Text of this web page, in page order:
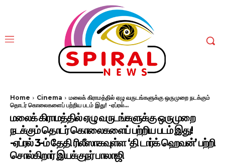
Home Cinema
மலைக் கிராமத்தில் ஏழு வருடங்களுக்கு ஒருமுறை நடக்கும்
தொடர் கொலைகளைப் பற்றிய படம் இது! -ஏப்ரல்...
மலைக் கிராமத்தில் ஏழு வருடங்களுக்கு ஒருமுறை
நடக்கும் தொடர் கொலைகளைப் பற்றிய படம் இது!
-ஏப்ரல் 3-ம் தேதி ரிலீஸாகவுள்ள ‘தி டார்க் ஹெவன்’ பற்றி
சொல்கிறார் இயக்குநர் பாலாஜி